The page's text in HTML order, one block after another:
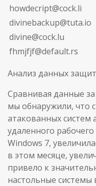
howdecript@cock.li
divinebackup@tuta.io
divine@cock.lu
fhmjfjf@default.rs
Анализ данных
Сравнивая данные
мы обнаружили, что
атакованных систем
удаленного
Windows 7,
в этом месяце,
привело к
настольные системы